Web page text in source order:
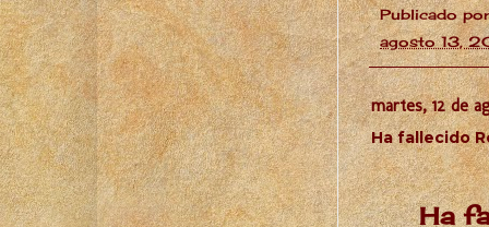
Publicado
agosto 13,
martes, 12 de
Ha fallecido
Ha